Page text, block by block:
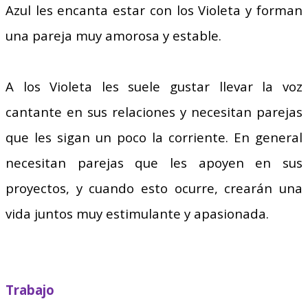
Azul les encanta estar con los Violeta y forman
una pareja muy amorosa y estable.
A los Violeta les suele gustar llevar la voz
cantante en sus relaciones y necesitan parejas
que les sigan un poco la corriente. En general
necesitan parejas que les apoyen en sus
proyectos, y cuando esto ocurre, crearán una
vida juntos muy estimulante y apasionada.
Trabajo